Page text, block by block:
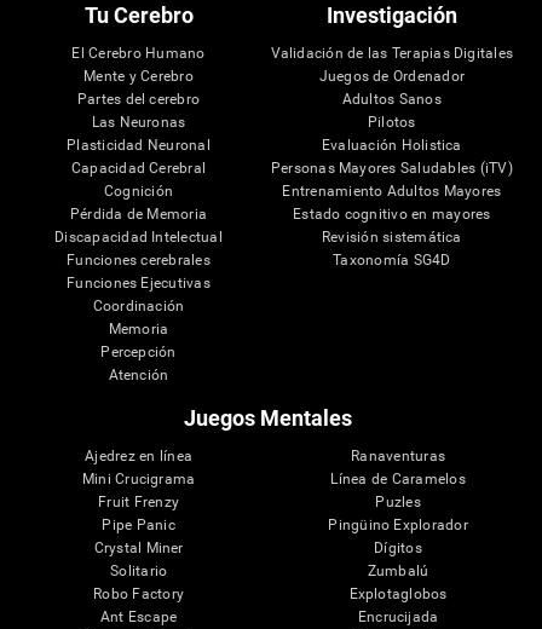
Tu Cerebro
El Cerebro Humano
Mente y Cerebro
Partes del cerebro
Las Neuronas
Plasticidad Neuronal
Capacidad Cerebral
Cognición
Pérdida de Memoria
Discapacidad Intelectual
Funciones cerebrales
Funciones Ejecutivas
Coordinación
Memoria
Percepción
Atención
Investigación
Validación de las Terapias Digitales
Juegos de Ordenador
Adultos Sanos
Pilotos
Evaluación Holistica
Personas Mayores Saludables (iTV)
Entrenamiento Adultos Mayores
Estado cognitivo en mayores
Revisión sistemática
Taxonomía SG4D
Juegos Mentales
Ajedrez en línea
Mini Crucigrama
Fruit Frenzy
Pipe Panic
Crystal Miner
Solitario
Robo Factory
Ant Escape
Ranaventuras
Línea de Caramelos
Puzles
Pingüino Explorador
Dígitos
Zumbalú
Explotaglobos
Encrucijada